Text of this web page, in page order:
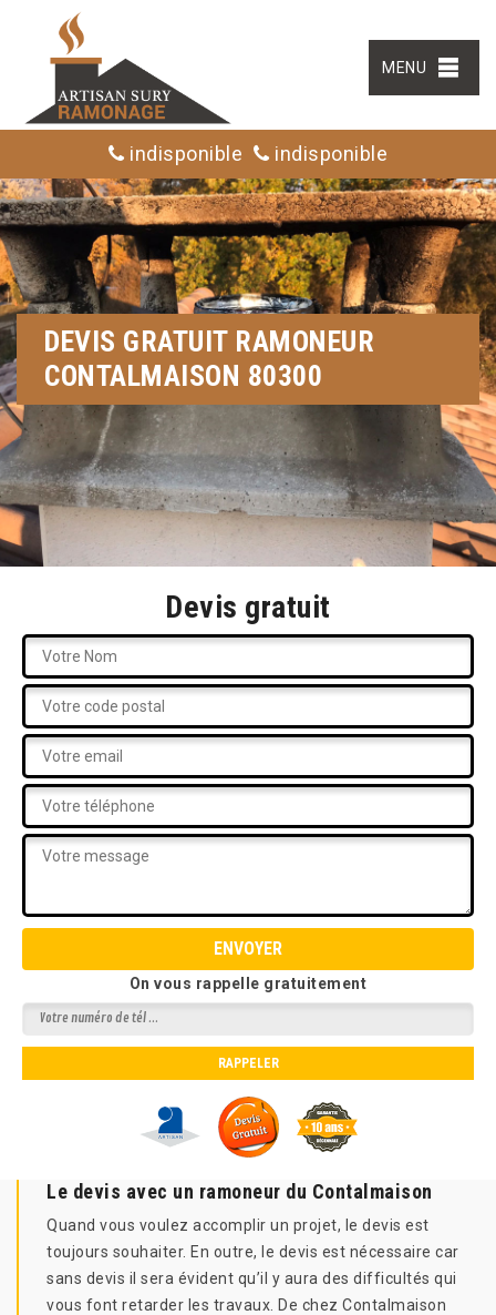
MENU
indisponible indisponible
DEVIS GRATUIT RAMONEUR
CONTALMAISON 80300
Devis gratuit
On vous rappelle gratuitement
Le devis avec un ramoneur du Contalmaison
Quand vous voulez accomplir un projet, le devis est
toujours souhaiter. En outre, le devis est nécessaire car
sans devis il sera évident qu’il y aura des difficultés qui
vous font retarder les travaux. De chez Contalmaison